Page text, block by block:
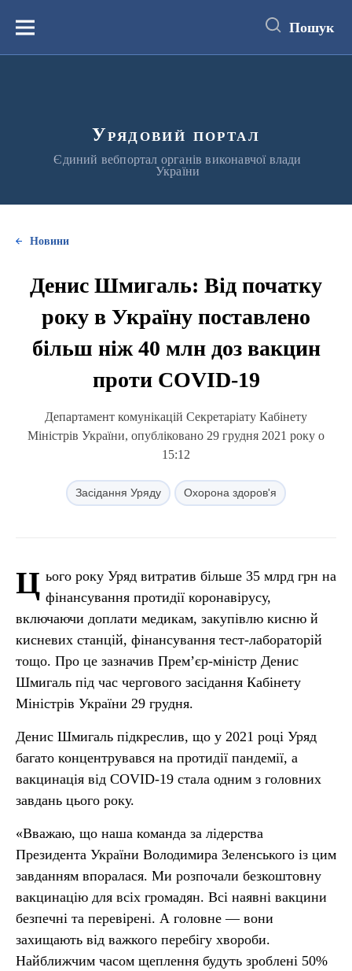
вмістуМеню Пошук
Урядовий портал
Єдиний вебпортал органів виконавчої влади
України
Новини
Денис Шмигаль: Від початку
року в Україну поставлено
більш ніж 40 млн доз вакцин
проти COVID-19
Департамент комунікацій Секретаріату Кабінету
Міністрів України, опубліковано 29 грудня 2021 року о
15:12
Засідання Уряду Охорона здоров'я
Ц ього року Уряд витратив більше 35 млрд грн на
фінансування протидії коронавірусу,
включаючи доплати медикам, закупівлю кисню й
кисневих станцій, фінансування тест-лабораторій
тощо. Про це зазначив Прем’єр-міністр Денис
Шмигаль під час чергового засідання Кабінету
Міністрів України 29 грудня.
Денис Шмигаль підкреслив, що у 2021 році Уряд
багато концентрувався на протидії пандемії, а
вакцинація від COVID-19 стала одним з головних
завдань цього року.
«Вважаю, що наша команда за лідерства
Президента України Володимира Зеленського із цим
завданням впоралася. Ми розпочали безкоштовну
вакцинацію для всіх громадян. Всі наявні вакцини
безпечні та перевірені. А головне — вони
захищають від важкого перебігу хвороби.
Найближчим часом щеплення будуть зроблені 50%